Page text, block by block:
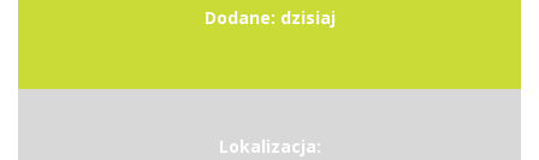
Dodane: dzisiaj
Lokalizacja: